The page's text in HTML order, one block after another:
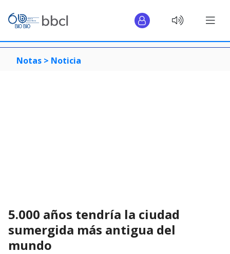
Notas > Noticia
5.000 años tendría la ciudad
sumergida más antigua del
mundo